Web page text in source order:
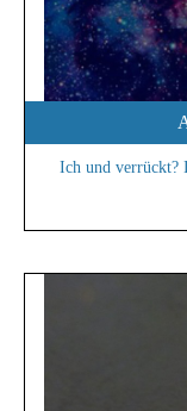
Ich und verrückt?